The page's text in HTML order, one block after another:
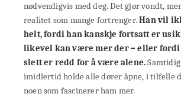
nødvendigvis med deg. Det gjør vondt,
realitet som mange fortrenger.Han vil
helt, fordi han kanskje fortsatt er
likevel kan være mer der – eller fordi
slett er redd for å være alene.
imidlertid holde alle dører åpne, i tilfelle
noen som fascinerer ham mer.